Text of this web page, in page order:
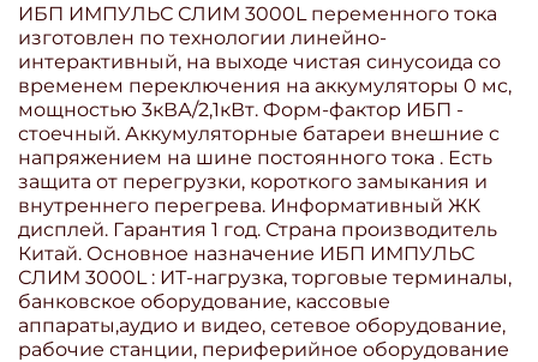
ИБП ИМПУЛЬС СЛИМ 3000L переменного тока
изготовлен по технологии линейно-
интерактивный, на выходе чистая синусоида со
временем переключения на аккумуляторы 0 мс,
мощностью 3кВА/2,1кВт. Форм-фактор ИБП -
стоечный. Аккумуляторные батареи внешние с
напряжением на шине постоянного тока . Есть
защита от перегрузки, короткого замыкания и
внутреннего перегрева. Информативный ЖК
дисплей. Гарантия 1 год. Страна производитель
Китай. Основное назначение ИБП ИМПУЛЬС
СЛИМ 3000L : ИТ-нагрузка, торговые терминалы,
банковское оборудование, кассовые
аппараты,аудио и видео, сетевое оборудование,
рабочие станции, периферийное оборудование